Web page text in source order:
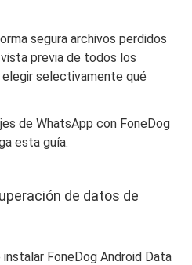
segura archivos perdidos
previa de todos los
selectivamente qué
de WhatsApp con FoneDog
esta guía:
de datos de
FoneDog Android Data